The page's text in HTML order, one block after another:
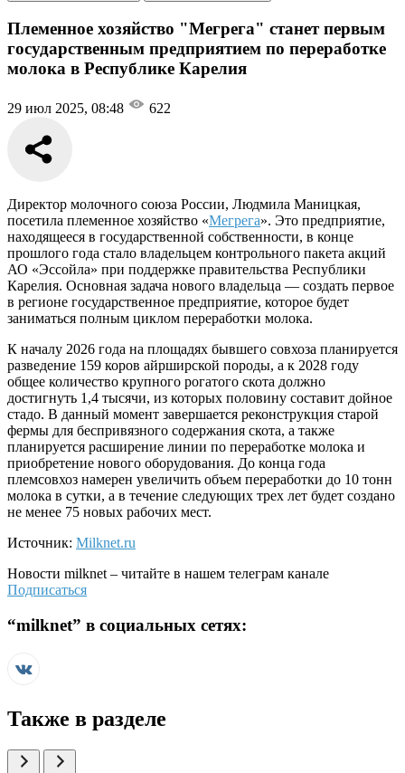
Племенное хозяйство "Мегрега" станет первым
государственным предприятием по переработке
молока в Республике Карелия
29 июл 2025, 08:48 622
Директор молочного союза России, Людмила Маницкая,
посетила племенное хозяйство «Мегрега». Это предприятие,
находящееся в государственной собственности, в конце
прошлого года стало владельцем контрольного пакета акций
АО «Эссойла» при поддержке правительства Республики
Карелия. Основная задача нового владельца — создать первое
в регионе государственное предприятие, которое будет
заниматься полным циклом переработки молока.
К началу 2026 года на площадях бывшего совхоза планируется
разведение 159 коров айрширской породы, а к 2028 году
общее количество крупного рогатого скота должно
достигнуть 1,4 тысячи, из которых половину составит дойное
стадо. В данный момент завершается реконструкция старой
фермы для беспривязного содержания скота, а также
планируется расширение линии по переработке молока и
приобретение нового оборудования. До конца года
племсовхоз намерен увеличить объем переработки до 10 тонн
молока в сутки, а в течение следующих трех лет будет создано
не менее 75 новых рабочих мест.
Источник: Milknet.ru
Новости milknet – читайте в нашем телеграм канале
Подписаться
“milknet” в социальных сетях:
Также в разделе